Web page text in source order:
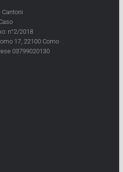
Cantoni
n°2/2018
17, 22100 Como
03799020130